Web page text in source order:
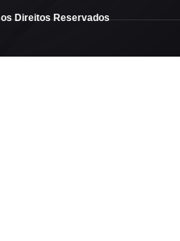
Direitos Reservados